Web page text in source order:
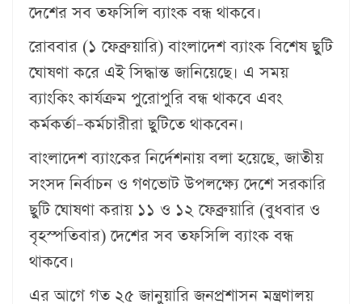
দেশের সব তফসিলি ব্যাংক বন্ধ থাকবে।
রোববার (১ ফেব্রুয়ারি) বাংলাদেশ ব্যাংক বিশেষ ছুটি
ঘোষণা করে এই সিদ্ধান্ত জানিয়েছে। এ সময়
ব্যাংকিং কার্যক্রম পুরোপুরি বন্ধ থাকবে এবং
কর্মকর্তা–কর্মচারীরা ছুটিতে থাকবেন।
বাংলাদেশ ব্যাংকের নির্দেশনায় বলা হয়েছে, জাতীয়
সংসদ নির্বাচন ও গণভোট উপলক্ষ্যে দেশে সরকারি
ছুটি ঘোষণা করায় ১১ ও ১২ ফেব্রুয়ারি (বুধবার ও
বৃহস্পতিবার) দেশের সব তফসিলি ব্যাংক বন্ধ
থাকবে।
এর আগে গত ২৫ জানুয়ারি জনপ্রশাসন মন্ত্রণালয়